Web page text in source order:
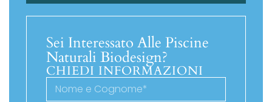
Sei Interessato Alle Piscine
Naturali Biodesign?
CHIEDI INFORMAZIONI